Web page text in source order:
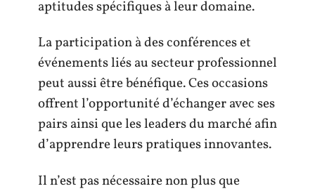
aptitudes spécifiques à leur domaine.
La participation à des conférences et
événements liés au secteur professionnel
peut aussi être bénéfique. Ces occasions
offrent l’opportunité d’échanger avec ses
pairs ainsi que les leaders du marché afin
d’apprendre leurs pratiques innovantes.
Il n’est pas nécessaire non plus que